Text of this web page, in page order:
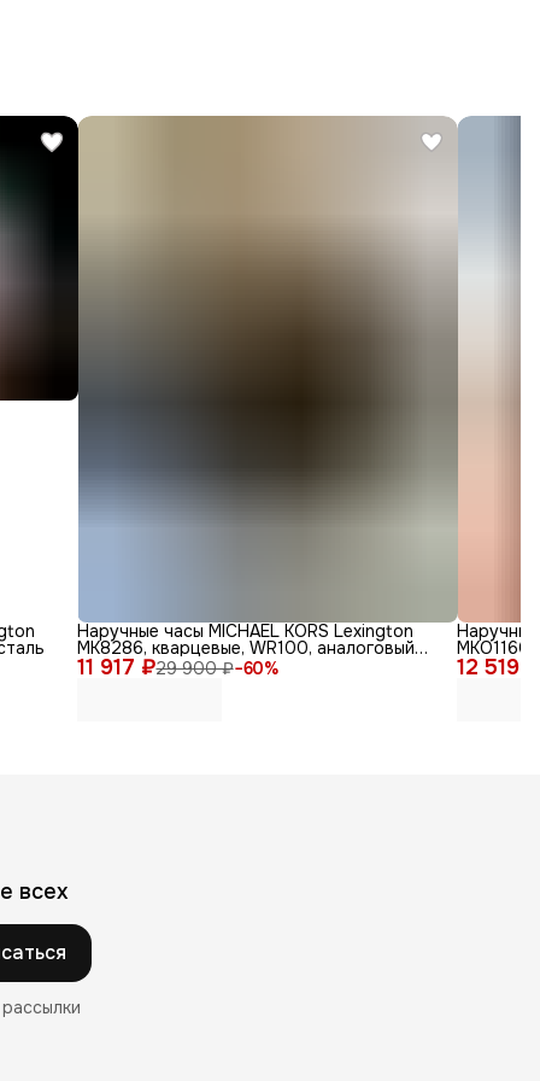
11 917 ₽29 900 ₽−60%
Наручные часы MICHAEL KORS Lexington
MK8286, кварцевые, WR100, аналоговый
циферблат 12 519 ₽
всех